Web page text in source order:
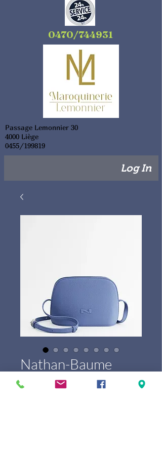
0470/744931
Passage Lemonnier 30
4000 Liège
0455/199819
Log In
Nathan-Baume
Lilou